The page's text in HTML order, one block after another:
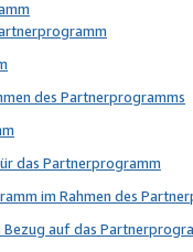
des Partnerprogramms
das Partnerprogramm
im Rahmen des
auf das